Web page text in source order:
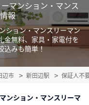
マンション・マンス
報
ション・マンスリーマン
金無料、家具・家電付を
込みも簡単！
辺市 新田辺駅 保証人不
ンション・マンスリーマ